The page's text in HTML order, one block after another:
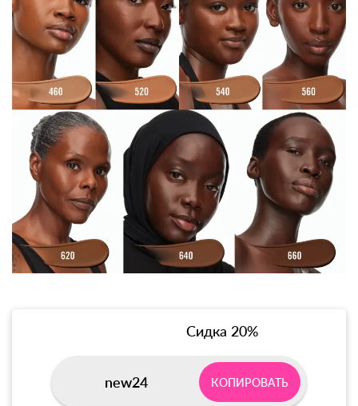
Сидка 20%
new24 КОПИРОВАТЬ